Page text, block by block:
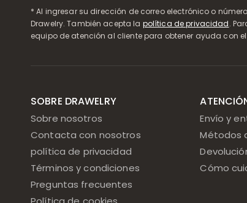
* Al ingresar su dirección de correo electrónico o
Drawelry. También acepta la política de privacidad.
equipo de atención al cliente para obtener ayuda con
SOBRE DRAWELRY
Sobre nosotros
Contacta con nosotros
política de privacidad
Términos y condiciones
Preguntas frecuentes
Envío y
Métodos
Cómo